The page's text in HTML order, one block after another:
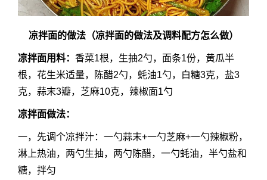
凉拌面的做法（凉拌面的做法及调料配方怎么做）
凉拌面用料： 香菜1根，生抽2勺，面条1份，黄瓜半
根，花生米适量，陈醋2勺，蚝油1勺，白糖3克，盐3
克，蒜末3瓣，芝麻10克，辣椒面1勺
凉拌面做法：
一，先调个凉拌汁：一勺蒜末+一勺芝麻+一勺辣椒粉，
淋上热油，两勺生抽，两勺陈醋，一勺蚝油，半勺盐和
糖，拌匀